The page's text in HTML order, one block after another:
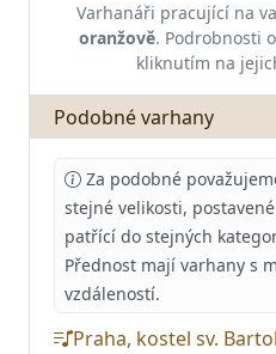
Varhanáři pracující na
oranžově. Podrobnosti
kliknutím na
Podobné varhany
Za podobné
stejné velikosti,
patřící do stejných
Přednost mají varhany s
vzdáleností.
Praha, kostel sv.